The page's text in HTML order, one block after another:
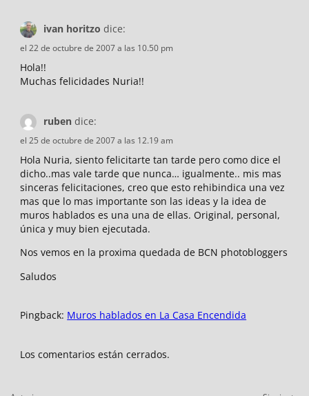
ivan horitzo dice:
el 22 de octubre de 2007 a las 10.50 pm
Hola!!
Muchas felicidades Nuria!!
ruben dice:
el 25 de octubre de 2007 a las 12.19 am
Hola Nuria, siento felicitarte tan tarde pero como dice el
dicho..mas vale tarde que nunca… igualmente.. mis mas
sinceras felicitaciones, creo que esto rehibindica una vez
mas que lo mas importante son las ideas y la idea de
muros hablados es una una de ellas. Original, personal,
única y muy bien ejecutada.
Nos vemos en la proxima quedada de BCN photobloggers
Saludos
Pingback: Muros hablados en La Casa Encendida
Los comentarios están cerrados.